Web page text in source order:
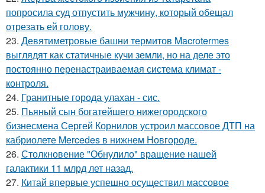
попросила суд отпустить мужчину, который обещал
отрезать ей голову.
23. Девятиметровые башни термитов Macrotermes
выглядят как статичные кучи земли, но на деле это
постоянно перенастраиваемая система климат -
контроля.
24. Гранитные города улахан - сис.
25. Пьяный сын богатейшего нижегородского
бизнесмена Сергей Корнилов устроил массовое ДТП на
кабриолете Mercedes в нижнем Новгороде.
26. Столкновение "Обнулило" вращение нашей
галактики 11 млрд лет назад.
27. Китай впервые успешно осуществил массовое